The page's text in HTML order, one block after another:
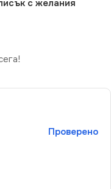
с желания
Проверено